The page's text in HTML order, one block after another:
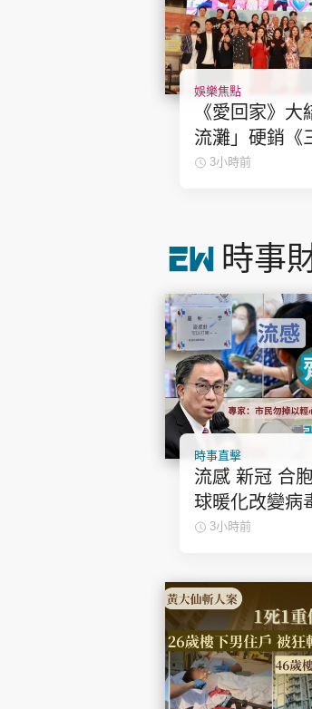
娛樂焦點
《愛回家》
流灘」硬銷《
集播畢台前幕
3小時前
時事
時事直擊
流感 新冠 合胞病毒齊爆發 全
球暖化改變病毒
家：市民勿掉
3小時前